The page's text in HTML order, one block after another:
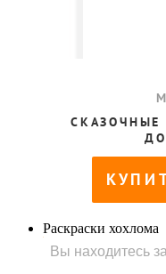
Раскраски хохлома